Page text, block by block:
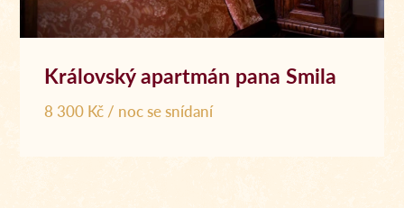
Královský apartmán pana Smila
8 300 Kč / noc se snídaní